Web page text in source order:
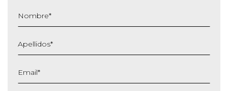
Nombre*
Apellidos*
Email*